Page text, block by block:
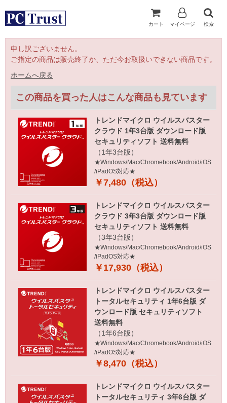
カート マイページ 検索
申し訳ございません。
ご指定の商品は販売終了か、ただ今お取扱いできない商品です。
ホームへ戻る
この商品を買った人はこんな商品も見ています
トレンドマイクロ ウイルスバスター
クラウド 1年3台版 ダウンロード版
セキュリティソフト 送料無料
（1年3台版）
★Windows/Mac/Chromebook/Android/iOS
/iPadOS対応★
￥7,480（税込）
トレンドマイクロ ウイルスバスター
クラウド 3年3台版 ダウンロード版
セキュリティソフト 送料無料
（3年3台版）
★Windows/Mac/Chromebook/Android/iOS
/iPadOS対応★
￥17,930（税込）
トレンドマイクロ ウイルスバスター
トータルセキュリティ 1年6台版 ダ
ウンロード版 セキュリティソフト
送料無料
（1年6台版）
★Windows/Mac/Chromebook/Android/iOS
/iPadOS対応★
￥8,470（税込）
トレンドマイクロ ウイルスバスター
トータルセキュリティ 3年6台版 ダ